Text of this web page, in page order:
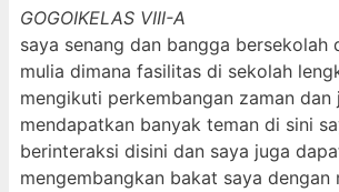
GOGOIKELAS VIII-A
saya senang dan bangga bersekolah
mulia dimana fasilitas di sekolah
mengikuti perkembangan zaman dan
mendapatkan banyak teman di sini
berinteraksi disini dan saya juga
mengembangkan bakat saya dengan